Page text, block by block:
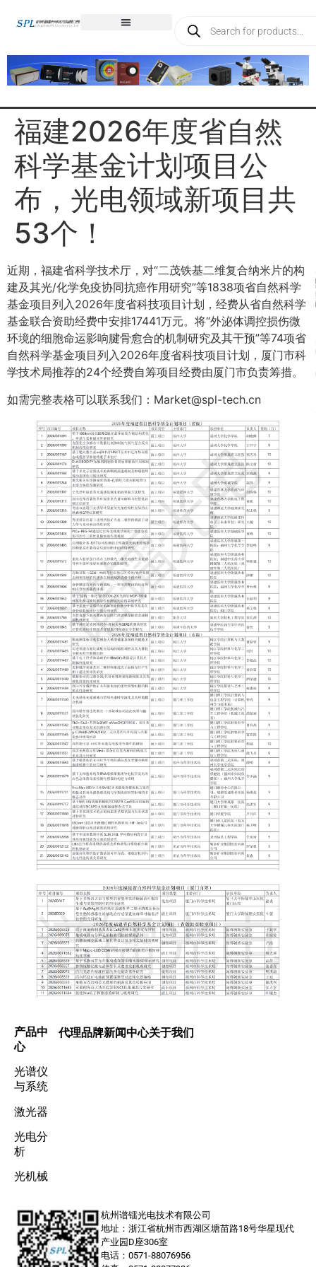
福建2026年度省自然
科学基金计划项目公
布，光电领域新项目共
53个！
近期，福建省科学技术厅，对“二茂铁基二维复合纳米片的构
建及其光/化学免疫协同抗癌作用研究”等1838项省自然科学
基金项目列入2026年度省科技项目计划，经费从省自然科学
基金联合资助经费中安排17441万元。将“外泌体调控损伤微
环境的细胞命运影响腱骨愈合的机制研究及其干预”等74项省
自然科学基金项目列入2026年度省科技项目计划，厦门市科
学技术局推荐的24个经费自筹项目经费由厦门市负责筹措。
如需完整表格可以联系我们：Market@spl-tech.cn
产品中
心
光谱仪
与系统
激光器
光电分
析
光机械
代理品牌新闻中心关于我们
杭州谱镭光电技术有限公司
地址：浙江省杭州市西湖区塘苗路18号华星现代
产业园D座306室
电话：0571-88076956